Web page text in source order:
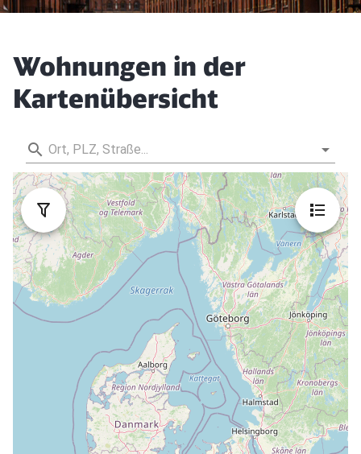
Wohnungen in der
Kartenübersicht
Schließen
Möchten Sie zuweitergeleitet
werden?
Abbrechen Weiter